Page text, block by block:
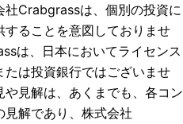
社Crabgrassは、個別の投資に
ることを意図しておりませ
は、日本においてライセンス
は投資銀行ではございませ
見解は、あくまでも、各コン
解であり、株式会社